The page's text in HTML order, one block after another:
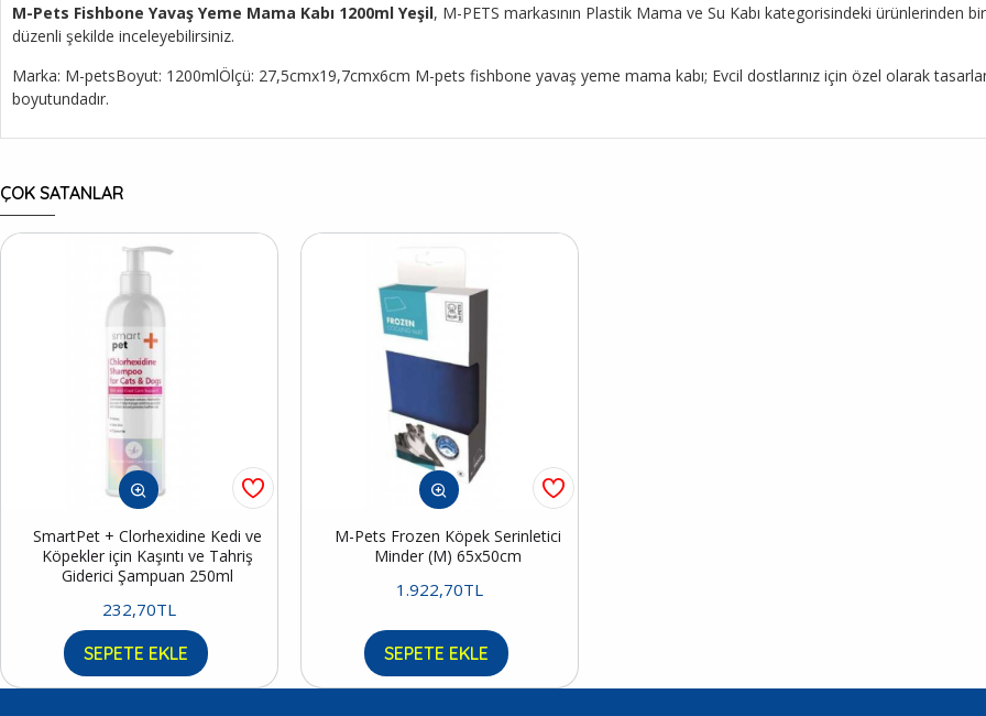
M-Pets Fishbone Yavaş Yeme Mama Kabı 1200ml Yeşil, M-PETS markasının Plastik Mama ve Su Kabı kategorisindeki ürünlerinden
düzenli şekilde inceleyebilirsiniz.
Marka: M-petsBoyut: 1200mlÖlçü: 27,5cmx19,7cmx6cm M-pets fishbone yavaş yeme mama kabı; Evcil dostlarınız için özel olarak
boyutundadır.
ÇOK SATANLAR
SmartPet + Clorhexidine Kedi ve
Köpekler için Kaşıntı ve Tahriş
Giderici Şampuan 250ml
232,70TL
SEPETE EKLE
M-Pets Frozen Köpek Serinletici
Minder (M) 65x50cm
1.922,70TL
SEPETE EKLE